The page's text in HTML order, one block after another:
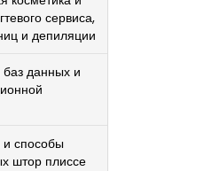
сервиса,
и депиляции
данных и
и способы
штор плиссе